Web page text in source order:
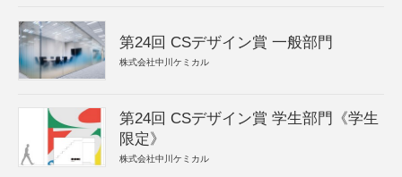
第24回 CSデザイン賞 一般部門
株式会社中川ケミカル
第24回 CSデザイン賞 学生部門《学生
限定》
株式会社中川ケミカル